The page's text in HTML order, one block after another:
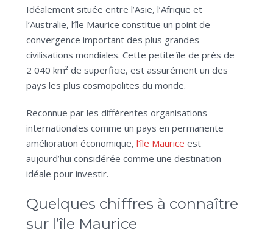
Idéalement située entre l’Asie, l’Afrique et
l’Australie, l’île Maurice constitue un point de
convergence important des plus grandes
civilisations mondiales. Cette petite île de près de
2 040 km² de superficie, est assurément un des
pays les plus cosmopolites du monde.
Reconnue par les différentes organisations
internationales comme un pays en permanente
amélioration économique, l’île Maurice est
aujourd’hui considérée comme une destination
idéale pour investir.
Quelques chiffres à connaître
sur l’île Maurice